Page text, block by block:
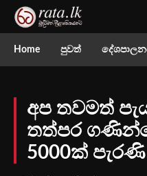
Home පුවත්
අප තවමත්
තත්පර
5000ක්